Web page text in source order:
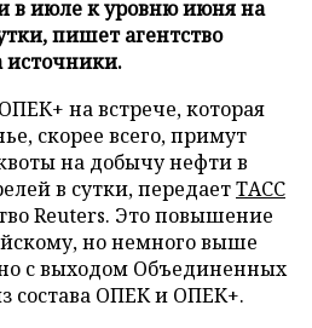
в июле к уровню июня на
пишет агентство
источники.
на встрече, которая
скорее всего, примут
на добычу нефти в
в сутки, передаетТАСС
Reuters. Это повышение
но немного выше
с выходом Объединенных
состава ОПЕК и ОПЕК+.